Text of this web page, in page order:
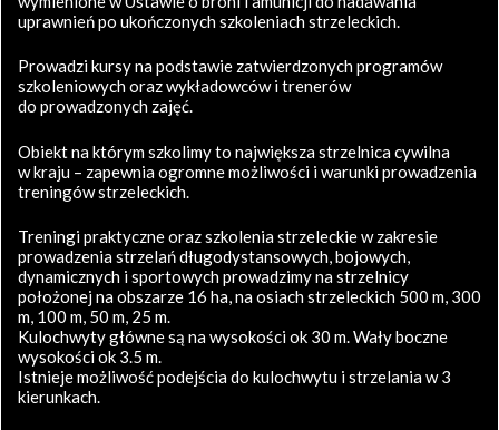
uprawnień po ukończonych szkoleniach strzeleckich.
Prowadzi kursy na podstawie zatwierdzonych programów
szkoleniowych oraz wykładowców i trenerów
do prowadzonych zajęć.
Obiekt na którym szkolimy to największa strzelnica cywilna
w kraju – zapewnia ogromne możliwości i warunki prowadzenia
treningów strzeleckich.
Treningi praktyczne oraz szkolenia strzeleckie w zakresie
prowadzenia strzelań długodystansowych, bojowych,
dynamicznych i sportowych prowadzimy na strzelnicy
położonej na obszarze 16 ha, na osiach strzeleckich 500 m, 300
m, 100 m, 50 m, 25 m.
Kulochwyty główne są na wysokości ok 30 m. Wały boczne
wysokości ok 3.5 m.
Istnieje możliwość podejścia do kulochwytu i strzelania w 3
kierunkach.